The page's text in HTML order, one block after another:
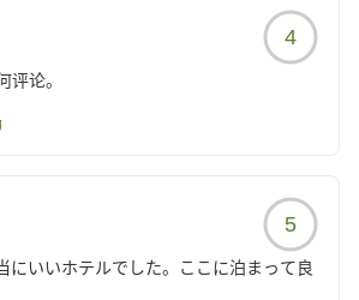
越しをスタッフ一同心よりお待ち申し
4
评论。
5
にいいホテルでした。ここに泊まって良